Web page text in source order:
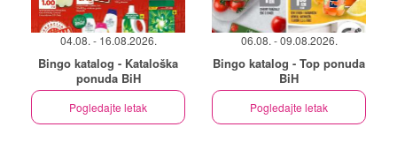
04.08. - 16.08.2026.
Bingo katalog - Kataloška
ponuda BiH
Pogledajte letak
06.08. - 09.08.2026.
Bingo katalog - Top ponuda
BiH
Pogledajte letak